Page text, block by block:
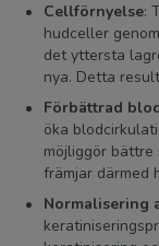
Cellförnyelse:
hudceller
det yttersta
nya. Detta
Förbättrad
öka
möjliggör
främjar därmed
Normalisering